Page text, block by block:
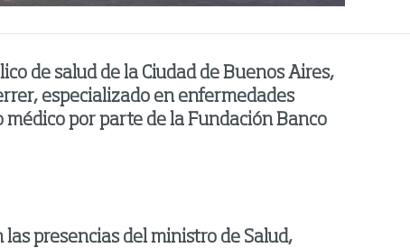
de salud de la Ciudad de Buenos Aires,
especializado en enfermedades
por parte de la Fundación Banco
las presencias del ministro de Salud,